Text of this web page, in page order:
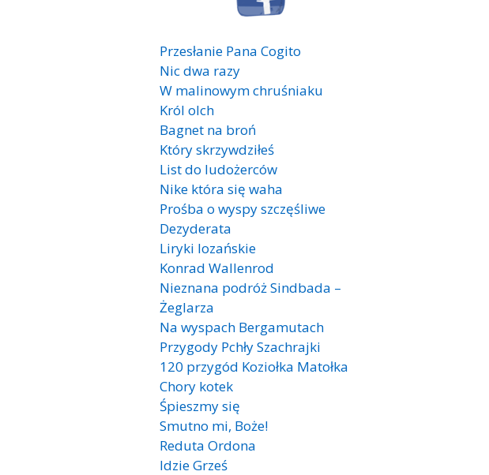
Przesłanie Pana Cogito
Nic dwa razy
W malinowym chruśniaku
Król olch
Bagnet na broń
Który skrzywdziłeś
List do ludożerców
Nike która się waha
Prośba o wyspy szczęśliwe
Dezyderata
Liryki lozańskie
Konrad Wallenrod
Nieznana podróż Sindbada –
Żeglarza
Na wyspach Bergamutach
Przygody Pchły Szachrajki
120 przygód Koziołka Matołka
Chory kotek
Śpieszmy się
Smutno mi, Boże!
Reduta Ordona
Idzie Grześ